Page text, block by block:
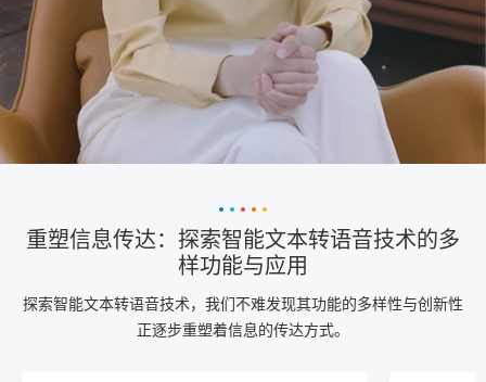
重塑信息传达：探索智能文本转语音技术的多
样功能与应用
探索智能文本转语音技术，我们不难发现其功能的多样性与创新性
正逐步重塑着信息的传达方式。